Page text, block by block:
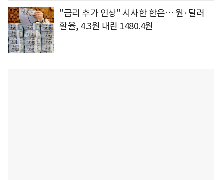
"금리 추가 인상" 시사한 한은… 원·달러
환율, 4.3원 내린 1480.4원